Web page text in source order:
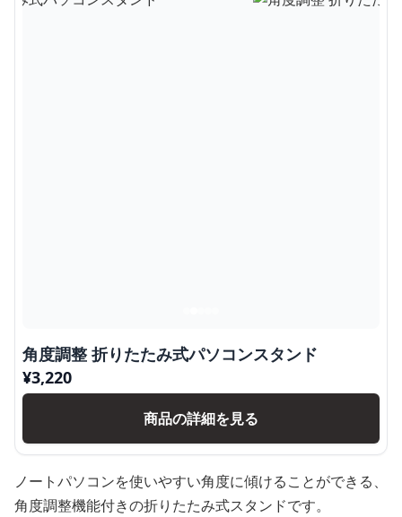
角度調整 折りたたみ式パソコンスタンド
¥3,220
商品の詳細を見る
ノートパソコンを使いやすい角度に傾けることができる、
角度調整機能付きの折りたたみ式スタンドです。